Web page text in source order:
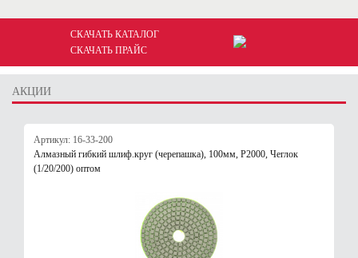
СКАЧАТЬ КАТАЛОГ
СКАЧАТЬ ПРАЙС
АКЦИИ
Артикул: 16-33-200
Алмазный гибкий шлиф.круг (черепашка), 100мм, Р2000, Чеглок
(1/20/200) оптом